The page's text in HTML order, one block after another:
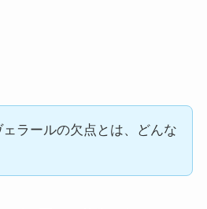
ラールの欠点とは、どんな